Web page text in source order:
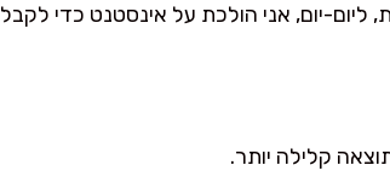
בבית, ליום-יום, אני הולכת על אינסטנט כדי לקבל
קלילה יותר.